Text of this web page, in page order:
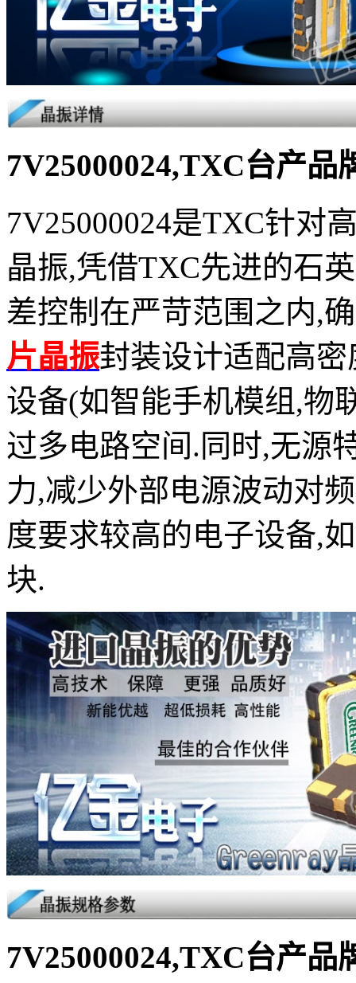
7V25000024,TXC台产品
7V25000024是TXC针对
晶振,凭借TXC先进的石
差控制在严苛范围之内,
片晶振封装设计适配高
设备(如智能手机模组,物
过多电路空间.同时,无源
力,减少外部电源波动对
度要求较高的电子设备,
块.
7V25000024,TXC台产品